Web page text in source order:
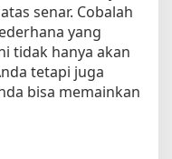
senar. Cobalah
yang
tidak hanya akan
tetapi juga
bisa memainkan